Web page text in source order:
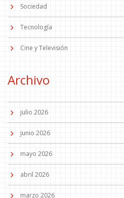
Sociedad
Tecnología
Cine y Televisión
Archivo
julio 2026
junio 2026
mayo 2026
abril 2026
marzo 2026